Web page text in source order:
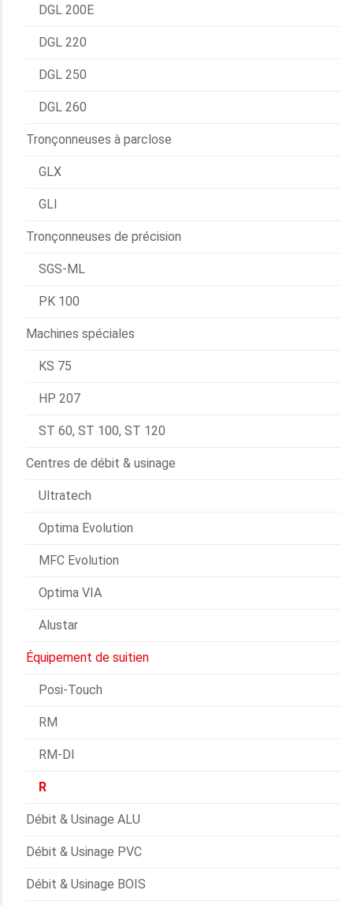
DGL 200E
DGL 220
DGL 250
DGL 260
Tronçonneuses à parclose
GLX
GLI
Tronçonneuses de précision
SGS-ML
PK 100
Machines spéciales
KS 75
HP 207
ST 60, ST 100, ST 120
Centres de débit & usinage
Ultratech
Optima Evolution
MFC Evolution
Optima VIA
Alustar
Équipement de suitien
Posi-Touch
RM
RM-DI
R
Débit & Usinage ALU
Débit & Usinage PVC
Débit & Usinage BOIS